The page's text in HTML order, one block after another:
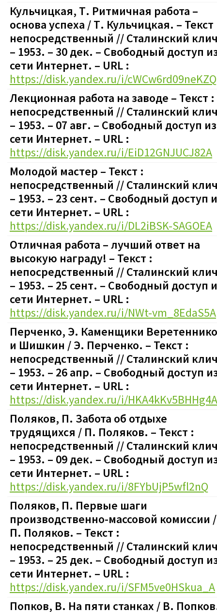
Кульчицкая, Т. Ритмичная работа –
основа успеха / Т. Кульчицкая. – Текст
непосредственный // Сталинский
– 1953. – 30 дек. – Свободный доступ
сети Интернет. – URL :
https://disk.yandex.ru/i/cWCw6rd09neKZQ
Лекционная работа на заводе – Текст :
непосредственный // Сталинский
– 1953. – 07 авг. – Свободный доступ из
сети Интернет. – URL :
https://disk.yandex.ru/i/EiD12GNJUCJ82A
Молодой мастер – Текст :
непосредственный // Сталинский
– 1953. – 23 сент. – Свободный доступ
сети Интернет. – URL :
https://disk.yandex.ru/i/DL2iBSK-SAGOEA
Отличная работа – лучший ответ на
высокую награду! – Текст :
непосредственный // Сталинский
– 1953. – 25 сент. – Свободный доступ
сети Интернет. – URL :
https://disk.yandex.ru/i/NWt-vm_8EdaS5A
Перченко, Э. Каменщики
и Шишкин / Э. Перченко. – Текст :
непосредственный // Сталинский
– 1953. – 26 апр. – Свободный доступ
сети Интернет. – URL :
https://disk.yandex.ru/i/HKA4kKv5BHHg4A
Поляков, П. Забота об отдыхе
трудящихся / П. Поляков. – Текст :
непосредственный // Сталинский
– 1953. – 09 дек. – Свободный доступ
сети Интернет. – URL :
https://disk.yandex.ru/i/8FYbUjP5wfl2nQ
Поляков, П. Первые шаги
производственно-массовой комиссии /
П. Поляков. – Текст :
непосредственный // Сталинский
– 1953. – 25 дек. – Свободный доступ
сети Интернет. – URL :
https://disk.yandex.ru/i/SFM5ve0HSkua_A
Попков, В. На пяти станках / В.